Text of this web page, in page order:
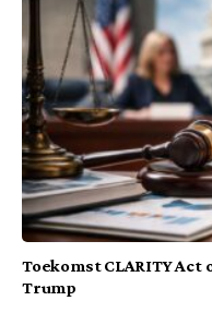
Toekomst CLARITY
Trump